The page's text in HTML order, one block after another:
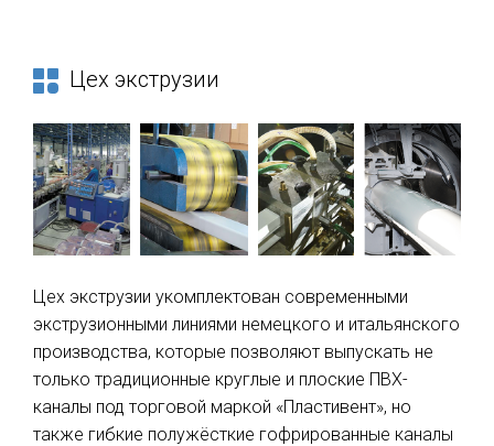
Цех экструзии
Цех экструзии укомплектован современными
экструзионными линиями немецкого и итальянского
производства, которые позволяют выпускать не
только традиционные круглые и плоские ПВХ-
каналы под торговой маркой «Пластивент», но
также гибкие полужёсткие гофрированные каналы